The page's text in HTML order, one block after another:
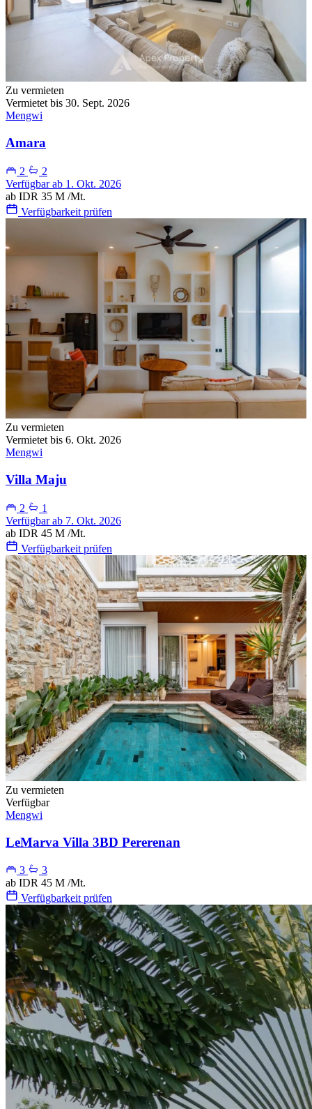
Zu vermieten
Vermietet bis 30. Sept. 2026
Mengwi
Amara
2
2
Verfügbar ab 1. Okt. 2026
ab IDR 35 M /Mt.
Verfügbarkeit prüfen
Zu vermieten
Vermietet bis 6. Okt. 2026
Mengwi
Villa Maju
2
1
Verfügbar ab 7. Okt. 2026
ab IDR 45 M /Mt.
Verfügbarkeit prüfen
Zu vermieten
Verfügbar
Mengwi
LeMarva Villa 3BD Pererenan
3
3
ab IDR 45 M /Mt.
Verfügbarkeit prüfen